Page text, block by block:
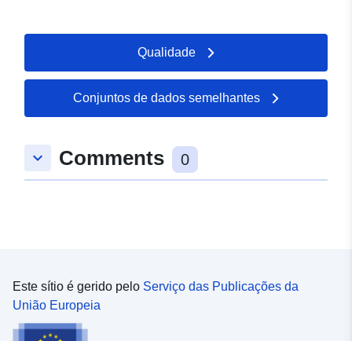
Digitalisierung auf der
Grundlage des
Leitungskatasters
ef9fd3793720
Qualidade
Conjuntos de dados semelhantes
keyboard_arrow_down Comments 0
Este sítio é gerido pelo Serviço das Publicações da
União Europeia